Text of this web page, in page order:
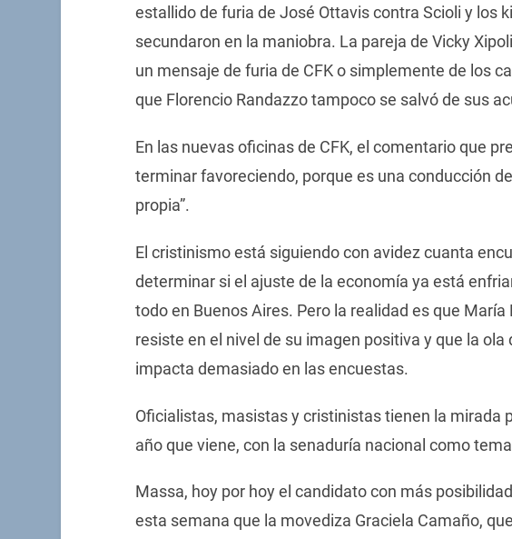
estallido de furia de José Ottavis contra Scioli y los
secundaron en la maniobra. La pareja de Vicky
un mensaje de furia de CFK o simplemente de los
que Florencio Randazzo tampoco se salvó de sus
En las nuevas oficinas de CFK, el comentario que
terminar favoreciendo, porque es una conducción
propia”.
El cristinismo está siguiendo con avidez cuanta
determinar si el ajuste de la economía ya está
todo en Buenos Aires. Pero la realidad es que María
resiste en el nivel de su imagen positiva y que la
impacta demasiado en las encuestas.
Oficialistas, masistas y cristinistas tienen la mirada
año que viene, con la senaduría nacional como
Massa, hoy por hoy el candidato con más
esta semana que la movediza Graciela Camaño,